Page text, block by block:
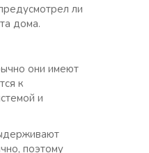
ли
дома.
они имеют
к
и
поэтому